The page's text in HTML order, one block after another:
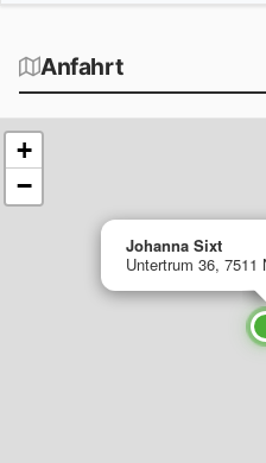
Anfahrt
Johanna Sixt
Untertrum 36, 7511
+
−